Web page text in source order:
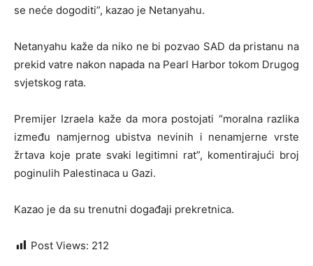
se neće dogoditi”, kazao je Netanyahu.
Netanyahu kaže da niko ne bi pozvao SAD da pristanu na
prekid vatre nakon napada na Pearl Harbor tokom Drugog
svjetskog rata.
Premijer Izraela kaže da mora postojati “moralna razlika
između namjernog ubistva nevinih i nenamjerne vrste
žrtava koje prate svaki legitimni rat”, komentirajući broj
poginulih Palestinaca u Gazi.
Kazao je da su trenutni događaji prekretnica.
Post Views: 212